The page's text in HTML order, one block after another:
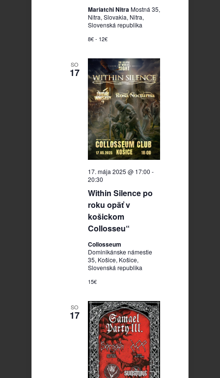
Mariatchi Nitra Mostná 35,
Nitra, Slovakia, Nitra,
Slovenská republika
8€ - 12€
SO
17
Within Silence po
roku opäť v
košickom
Collosseu“
17. mája 2025 @ 17:00 -
20:30
Collosseum
Dominikánske námestie
35, Košice, Košice,
Slovenská republika
15€
SO
17